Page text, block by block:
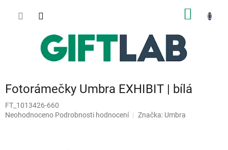
Fotorámečky Umbra EXHIBIT | bílá
FT_1013426-660
Průměrné
Neohodnoceno Podrobnosti hodnocení Značka: Umbra